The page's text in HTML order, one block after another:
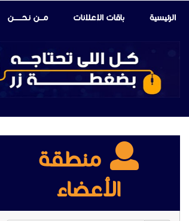
الرئيسية باقات الإعلانات مـــن نـحـــــــن
منطقة
الأعضاء